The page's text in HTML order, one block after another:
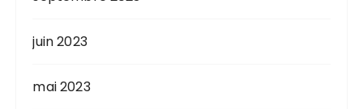
juin 2023
mai 2023